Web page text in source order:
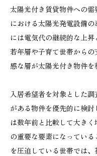
太陽光付き賃貸物件への
における太陽光発電設備
には電気代の継続的な上
若年層や子育て世帯から
感な層が太陽光付き物件を
入居希望者を対象とした
がある物件を優先的に検
は数年前と比較して大き
の重要な要素になってい
を圧迫している世帯では